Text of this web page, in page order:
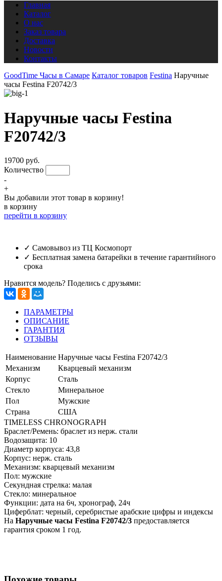
Главная
Каталог
О нас
Заказ товара
Доставка
Новости
Контакты
GoodTime Часы в Самаре Каталог товаров Festina Наручные
часы Festina F20742/3
Наручные часы Festina
F20742/3
19700 руб.
Количество
-
+
Вы добавили этот товар в корзину!
в корзину
перейти в корзину
✓ Самовывоз из ТЦ Космопорт
✓ Бесплатная замена батарейки в течение гарантийного
срока
Нравится модель? Поделись с друзьями:
ПАРАМЕТРЫ
ОПИСАНИЕ
ГАРАНТИЯ
ОТЗЫВЫ
Наименование Наручные часы Festina F20742/3
Механизм
Кварцевый механизм
Корпус
Сталь
Стекло
Минеральное
Пол
Мужские
Страна
США
TIMELESS CHRONOGRAPH
Браслет/Ремень: браслет из нерж. стали
Водозащита: 10
Диаметр корпуса: 43,8
Корпус: нерж. сталь
Механизм: кварцевый механизм
Пол: мужские
Секундная стрелка: малая
Стекло: минеральное
Функции: дата на 6ч, хронограф, 24ч
Циферблат: черный, серебристые арабские цифры и индексы
На Наручные часы Festina F20742/3 предоставляется
гарантия сроком 1 год.